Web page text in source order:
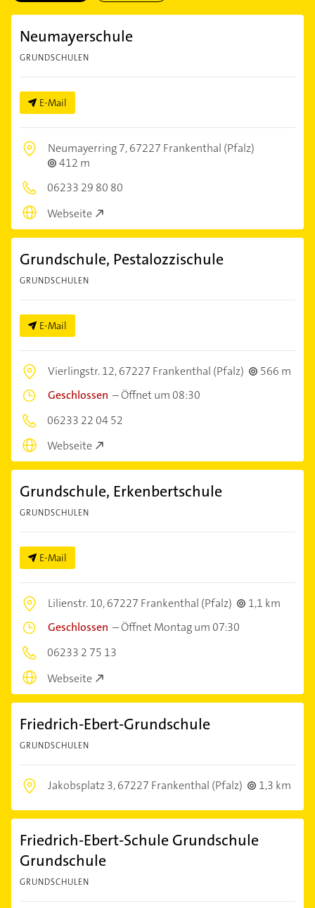
Neumayerschule
GRUNDSCHULEN
E-Mail
Neumayerring 7,67227 Frankenthal (Pfalz)
412 m
06233 29 80 80
Webseite
Grundschule, Pestalozzischule
GRUNDSCHULEN
E-Mail
Vierlingstr. 12,67227 Frankenthal (Pfalz)
566 m
Geschlossen –Öffnet um 08:30
06233 22 04 52
Webseite
Grundschule, Erkenbertschule
GRUNDSCHULEN
E-Mail
Lilienstr. 10,67227 Frankenthal (Pfalz)
1,1 km
Geschlossen –Öffnet Montag um 07:30
06233 2 75 13
Webseite
Friedrich-Ebert-Grundschule
GRUNDSCHULEN
Jakobsplatz 3,67227 Frankenthal (Pfalz) 1,3 km
Friedrich-Ebert-Schule Grundschule
Grundschule
GRUNDSCHULEN